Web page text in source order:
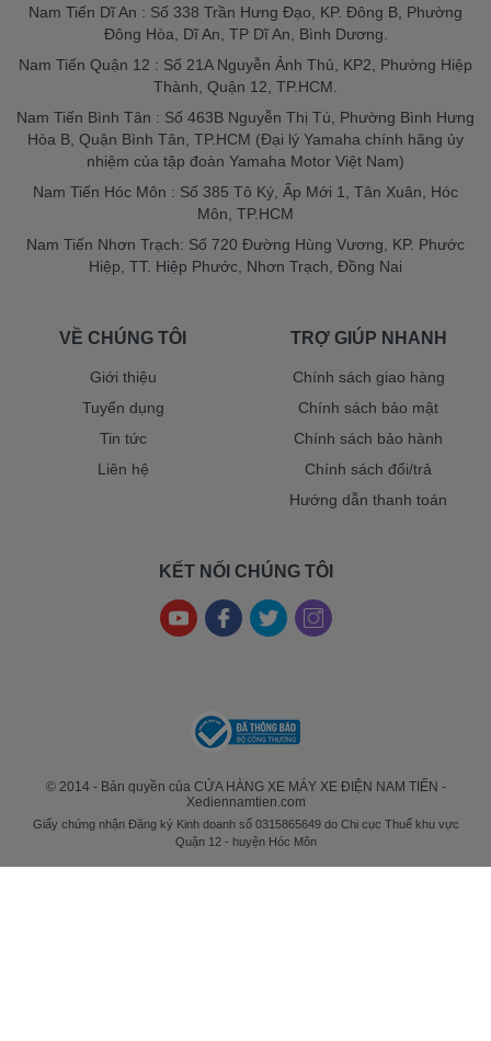
Nam Tiến Dĩ An : Số 338 Trần Hưng Đạo, KP. Đông B, Phường
Đông Hòa, Dĩ An, TP Dĩ An, Bình Dương.
Nam Tiến Quận 12 : Số 21A Nguyễn Ảnh Thủ, KP2, Phường Hiệp
Thành, Quận 12, TP.HCM.
Nam Tiến Bình Tân : Số 463B Nguyễn Thị Tú, Phường Bình Hưng
Hòa B, Quận Bình Tân, TP.HCM (Đại lý Yamaha chính hãng ủy
nhiệm của tập đoàn Yamaha Motor Việt Nam)
Nam Tiến Hóc Môn : Số 385 Tô Ký, Ấp Mới 1, Tân Xuân, Hóc
Môn, TP.HCM
Nam Tiến Nhơn Trạch: Số 720 Đường Hùng Vương, KP. Phước
Hiệp, TT. Hiệp Phước, Nhơn Trạch, Đồng Nai
VỀ CHÚNG TÔI
Giới thiệu
Tuyển dụng
Tin tức
Liên hệ
TRỢ GIÚP NHANH
Chính sách giao hàng
Chính sách bảo mật
Chính sách bảo hành
Chính sách đổi/trả
Hướng dẫn thanh toán
KẾT NỐI CHÚNG TÔI
© 2014 - Bản quyền của CỬA HÀNG XE MÁY XE ĐIỆN NAM TIẾN -
Xediennamtien.com
Giấy chứng nhận Đăng ký Kinh doanh số 0315865649 do Chi cục Thuế khu vực
Quận 12 - huyện Hóc Môn